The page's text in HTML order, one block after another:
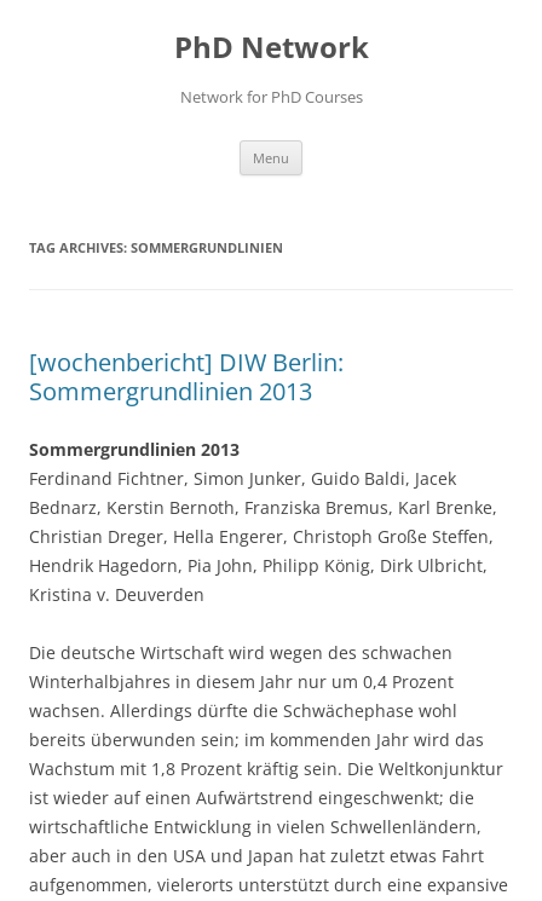
PhD Network
Network for PhD Courses
Menu
TAG ARCHIVES: SOMMERGRUNDLINIEN
[wochenbericht] DIW Berlin:
Sommergrundlinien 2013
Sommergrundlinien 2013
Ferdinand Fichtner, Simon Junker, Guido Baldi, Jacek
Bednarz, Kerstin Bernoth, Franziska Bremus, Karl Brenke,
Christian Dreger, Hella Engerer, Christoph Große Steffen,
Hendrik Hagedorn, Pia John, Philipp König, Dirk Ulbricht,
Kristina v. Deuverden
Die deutsche Wirtschaft wird wegen des schwachen
Winterhalbjahres in diesem Jahr nur um 0,4 Prozent
wachsen. Allerdings dürfte die Schwächephase wohl
bereits überwunden sein; im kommenden Jahr wird das
Wachstum mit 1,8 Prozent kräftig sein. Die Weltkonjunktur
ist wieder auf einen Aufwärtstrend eingeschwenkt; die
wirtschaftliche Entwicklung in vielen Schwellenländern,
aber auch in den USA und Japan hat zuletzt etwas Fahrt
aufgenommen, vielerorts unterstützt durch eine expansive